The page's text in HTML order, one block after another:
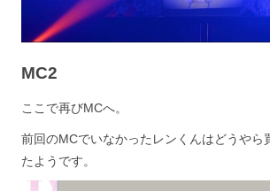
MC2
ここで再びMCへ。
前回のMCでいなかったレンくんはどうやら
たようです。